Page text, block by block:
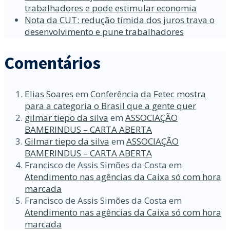
trabalhadores e pode estimular economia
Nota da CUT: redução tímida dos juros trava o
desenvolvimento e pune trabalhadores
Comentários
Elias Soares em Conferência da Fetec mostra
para a categoria o Brasil que a gente quer
gilmar tiepo da silva em ASSOCIAÇÃO
BAMERINDUS – CARTA ABERTA
Gilmar tiepo da silva em ASSOCIAÇÃO
BAMERINDUS – CARTA ABERTA
Francisco de Assis Simões da Costa em
Atendimento nas agências da Caixa só com hora
marcada
Francisco de Assis Simões da Costa em
Atendimento nas agências da Caixa só com hora
marcada